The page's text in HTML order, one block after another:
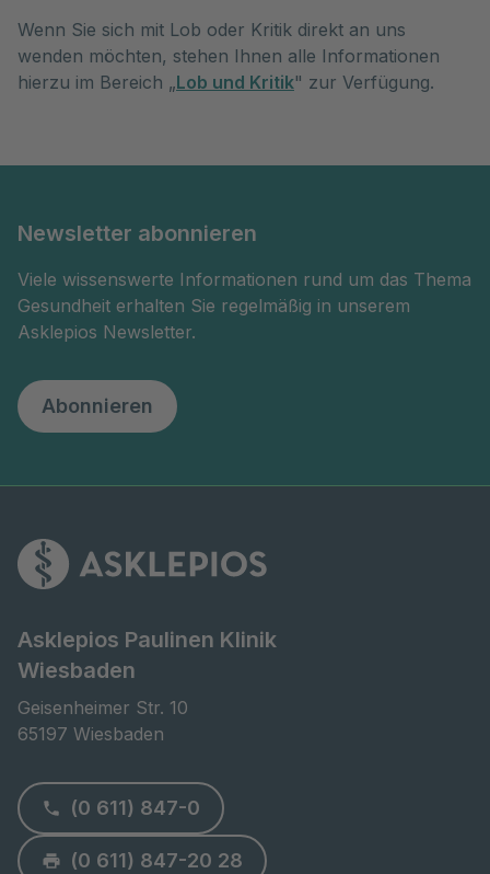
Wenn Sie sich mit Lob oder Kritik direkt an uns
wenden möchten, stehen Ihnen alle Informationen
hierzu im Bereich „Lob und Kritik" zur Verfügung.
Newsletter abonnieren
Viele wissenswerte Informationen rund um das Thema
Gesundheit erhalten Sie regelmäßig in unserem
Asklepios Newsletter.
Abonnieren
Asklepios Paulinen Klinik
Wiesbaden
Geisenheimer Str. 10
65197 Wiesbaden
(0 611) 847-0
(0 611) 847-20 28